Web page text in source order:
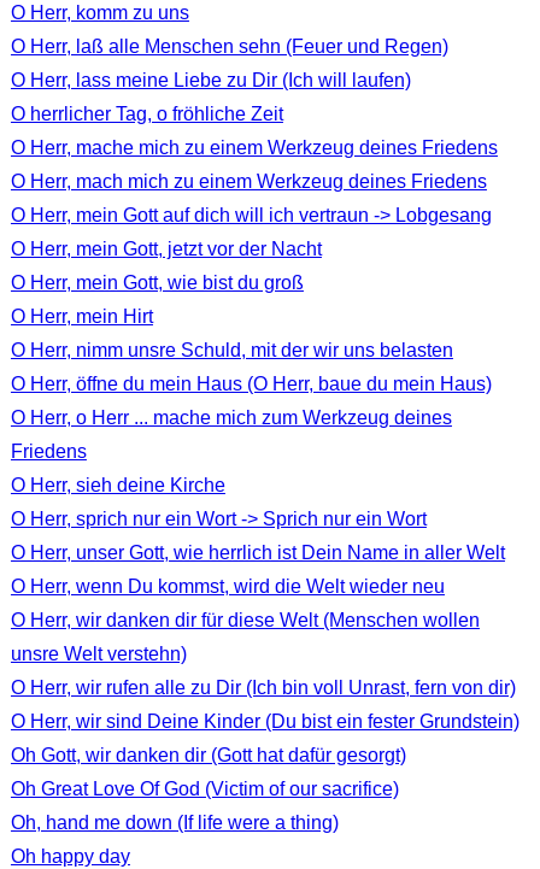
O Herr, komm zu uns
O Herr, laß alle Menschen sehn (Feuer und Regen)
O Herr, lass meine Liebe zu Dir (Ich will laufen)
O herrlicher Tag, o fröhliche Zeit
O Herr, mache mich zu einem Werkzeug deines Friedens
O Herr, mach mich zu einem Werkzeug deines Friedens
O Herr, mein Gott auf dich will ich vertraun -> Lobgesang
O Herr, mein Gott, jetzt vor der Nacht
O Herr, mein Gott, wie bist du groß
O Herr, mein Hirt
O Herr, nimm unsre Schuld, mit der wir uns belasten
O Herr, öffne du mein Haus (O Herr, baue du mein Haus)
O Herr, o Herr ... mache mich zum Werkzeug deines
Friedens
O Herr, sieh deine Kirche
O Herr, sprich nur ein Wort -> Sprich nur ein Wort
O Herr, unser Gott, wie herrlich ist Dein Name in aller Welt
O Herr, wenn Du kommst, wird die Welt wieder neu
O Herr, wir danken dir für diese Welt (Menschen wollen
unsre Welt verstehn)
O Herr, wir rufen alle zu Dir (Ich bin voll Unrast, fern von dir)
O Herr, wir sind Deine Kinder (Du bist ein fester Grundstein)
Oh Gott, wir danken dir (Gott hat dafür gesorgt)
Oh Great Love Of God (Victim of our sacrifice)
Oh, hand me down (If life were a thing)
Oh happy day